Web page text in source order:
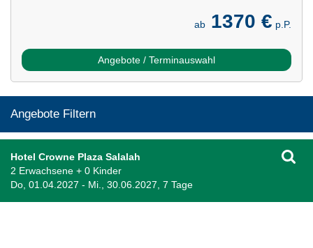
ab 1370 € p.P.
Angebote / Terminauswahl
Angebote Filtern
Hotel Crowne Plaza Salalah
2 Erwachsene + 0 Kinder
Do, 01.04.2027 - Mi., 30.06.2027, 7 Tage